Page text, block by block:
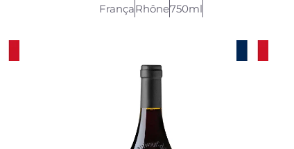
FrançaRhône750ml